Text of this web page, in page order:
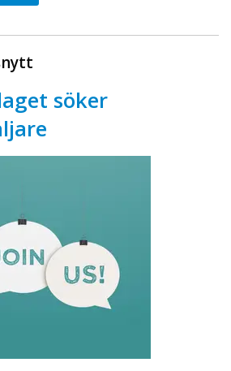
söker